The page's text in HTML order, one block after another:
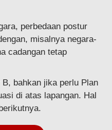
perbedaan postur
misalnya negara-
cadangan tetap
bahkan jika perlu Plan
di atas lapangan. Hal